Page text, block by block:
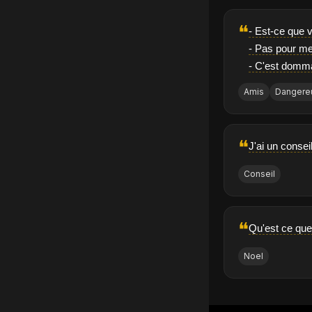
❝- Est-ce que
- Pas pour
- C'est
Amis
❝J'ai un
Conseil
❝Qu'est ce
Noel